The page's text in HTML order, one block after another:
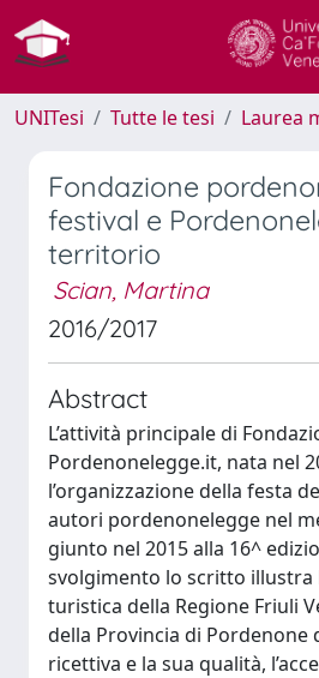
UNITesi Tutte le tesi Laurea
Fondazione
festival e
territorio
Scian, Martina
2016/2017
Abstract
L’attività principale di
Pordenonelegge.it, nata nel
l’organizzazione della festa
autori pordenonelegge nel
giunto nel 2015 alla 16^
svolgimento lo scritto illustra
turistica della Regione Friuli
della Provincia di Pordenone
ricettiva e la sua qualità,